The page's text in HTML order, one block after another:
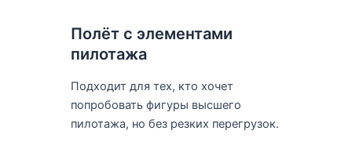
Полёт с элементами
пилотажа
Подходит для тех, кто хочет
попробовать фигуры высшего
пилотажа, но без резких перегрузок.